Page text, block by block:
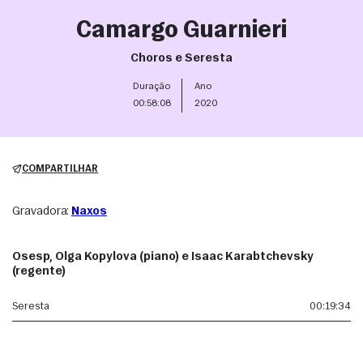
Camargo Guarnieri
Choros e Seresta
Duração
00:58:08
Ano
2020
COMPARTILHAR
Gravadora: Naxos
Osesp, Olga Kopylova (piano) e Isaac Karabtchevsky
(regente)
Seresta 00:19:34